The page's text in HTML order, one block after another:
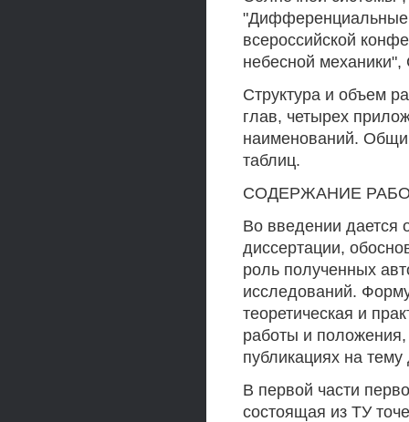
"Дифференциальные
всероссийской
небесной
Структура и объем
глав, четырех
наименований.
таблиц.
СОДЕРЖАНИЕ
Во введении дается
диссертации,
роль полученных
исследований.
теоретическая и
работы и
публикациях на тему
В первой части
состоящая из ТУ